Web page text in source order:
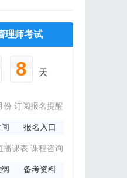
理师考试
8 天
份 订阅报名提醒
报名入口
播课表 课程咨询
备考资料